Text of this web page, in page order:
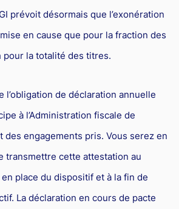
prévoit désormais que l’exonération
en cause que pour la fraction des
la totalité des titres.
l’obligation de déclaration annuelle
à l’Administration fiscale de
engagements pris. Vous serez en
transmettre cette attestation au
place du dispositif et à la fin de
La déclaration en cours de pacte